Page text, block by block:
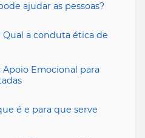
ajudar as pessoas?
Qual a conduta ética de
Apoio Emocional para
é e para que serve